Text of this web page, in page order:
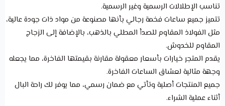
تناسب الإطلالات الرسمية وغير الرسمية.
تتميز جميع ساعات فخمة رجالي بأنها مصنوعة من مواد ذات جودة عالية،
مثل الفولاذ المقاوم للصدأ المطلي بالذهب، بالإضافة إلى الزجاج
المقاوم للخدوش.
يقدم المتجر خيارات بأسعار معقولة مقارنة بقيمتها الفاخرة، مما يجعله
وجهة مثالية لعشاق الساعات الفاخرة.
جميع المنتجات أصلية وتأتي مع ضمان رسمي، مما يوفر لك راحة البال
أثناء عملية الشراء.